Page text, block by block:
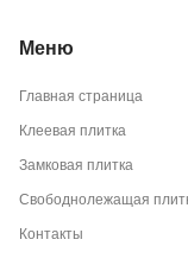
Меню
Главная страница
Клеевая плитка
Замковая плитка
Свободнолежащая
Контакты